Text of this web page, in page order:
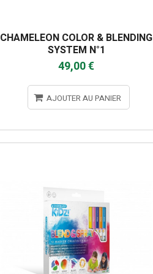
CHAMELEON COLOR & BLENDING
SYSTEM N°1
49,00 €
AJOUTER AU PANIER